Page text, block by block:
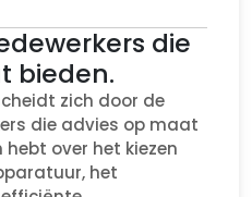
die
bieden.
zich door de
die advies op maat
hebt over het kiezen
het